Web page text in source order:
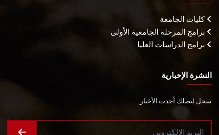
كليات الجامعة
برامج المرحلة الجامعية الأولى
برامج الدراسات العليا
النشرة الإخبارية
سجل ليصلك أحدث الأخبار